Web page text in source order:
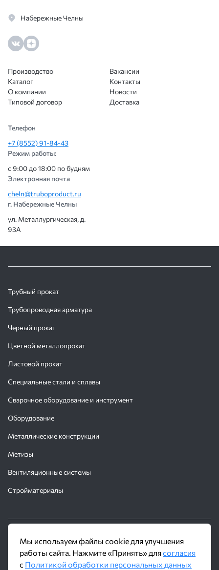
Набережные Челны
Производство
Каталог
О компании
Типовой договор
Вакансии
Контакты
Новости
Доставка
Телефон
+7 (8552) 91-84-43
Режим работы:
с 9:00 до 18:00 по будням
Электронная почта
cheln@truboproduct.ru
г. Набережные Челны
ул. Металлургическая, д.
93А
Трубный прокат
Трубопроводная арматура
Черный прокат
Цветной металлопрокат
Листовой прокат
Специальные стали и сплавы
Сварочное оборудование и инструмент
Оборудование
Металлические конструкции
Метизы
Вентиляционные системы
Стройматериалы
© 2016 - 2026 Производственное объединение «Трубное
Решение»
Политика обработки персональных данных
Мы используем файлы cookie для улучшения
работы сайта. Нажмите «Принять» длясогласия
с Политикой обработки персональных данных